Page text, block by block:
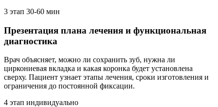
3 этап 30-60 мин
Презентация плана лечения и функциональная
диагностика
Врач объясняет, можно ли сохранить зуб, нужна ли
циркониевая вкладка и какая коронка будет установлена
сверху. Пациент узнает этапы лечения, сроки изготовления и
ограничения до постоянной фиксации.
4 этап индивидуально